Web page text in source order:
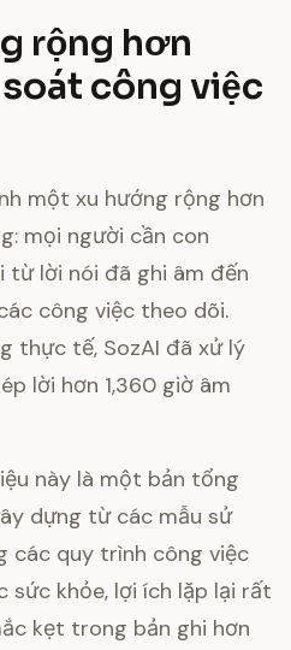
rộng hơn
công việc
một xu hướng rộng hơn
mọi người cần con
từ lời nói đã ghi âm đến
công việc theo dõi.
thực tế, SozAI đã xử lý
lời hơn 1,360 giờ âm
này là một bản tổng
dựng từ các mẫu sử
các quy trình công việc
sức khỏe, lợi ích lặp lại rất
kẹt trong bản ghi hơn